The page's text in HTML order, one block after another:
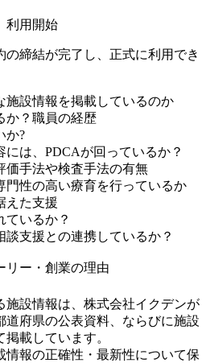
利用開始
締結が完了し、正式に利用でき
施設情報を掲載しているのか
か？職員の経歴
か?
は、PDCAが回っているか？
価手法や検査手法の有無
門性の高い療育を行っているか
えた支援
ているか？
支援との連携しているか？
リー・創業の理由
施設情報は、株式会社イクデンが
道府県の公表資料、ならびに施設
載しています。
情報の正確性・最新性について保